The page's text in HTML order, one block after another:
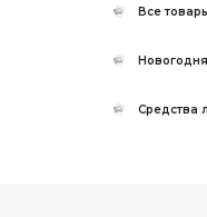
Все
Средства